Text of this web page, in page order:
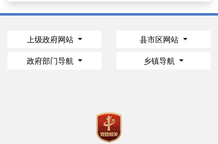
上级政府网站 县市区网站
政府部门导航 乡镇导航